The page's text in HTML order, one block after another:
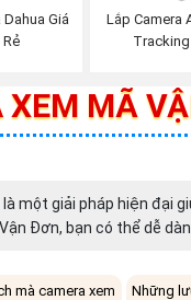
Dahua Giá
Rẻ
Lắp Camera
Tracking
XEM MÃ
một giải pháp hiện đại
Đơn, bạn có thể dễ
mà camera xem
Những